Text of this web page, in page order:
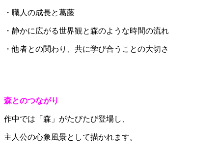
・職人の成長と葛藤
・静かに広がる世界観と森のような時間の流れ
・他者との関わり、共に学び合うことの大切さ
森とのつながり
作中では「森」がたびたび登場し、
主人公の心象風景として描かれます。